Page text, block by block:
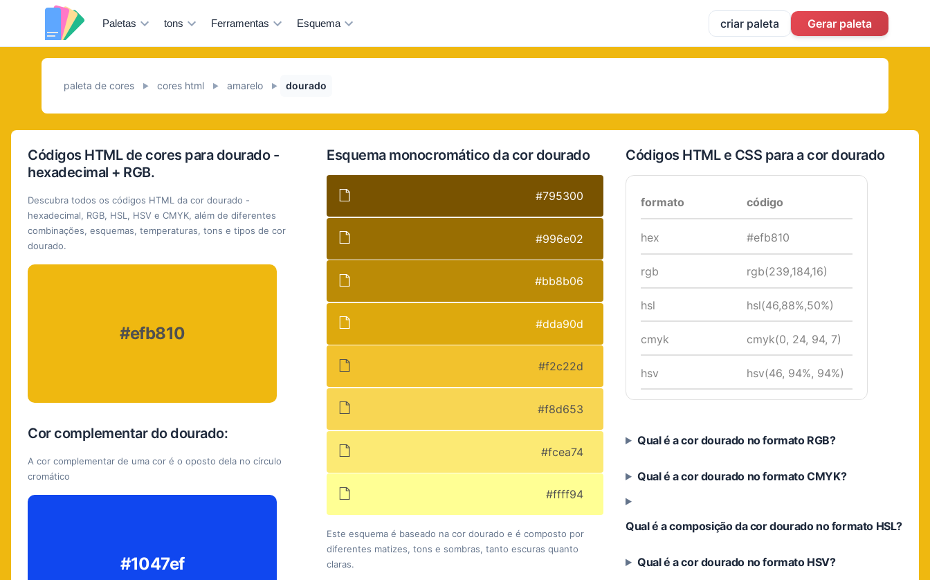
Paletas tons Ferramentas Esquema criar paleta Gerar paleta
paleta de cores ► cores html ► amarelo ► dourado
Códigos HTML de cores para dourado -
hexadecimal + RGB.
Descubra todos os códigos HTML da cor dourado -
hexadecimal, RGB, HSL, HSV e CMYK, além de diferentes
combinações, esquemas, temperaturas, tons e tipos de cor
dourado.
#efb810
Cor complementar do dourado:
A cor complementar de uma cor é o oposto dela no círculo
cromático
#1047ef
Esquema monocromático da cor dourado
#795300
#996e02
#bb8b06
#dda90d
#f2c22d
#f8d653
#fcea74
#ffff94
Este esquema é baseado na cor dourado e é composto por
diferentes matizes, tons e sombras, tanto escuras quanto
claras.
Códigos HTML e CSS para a cor dourado
formato código
hex #efb810
rgb rgb(239,184,16)
hsl hsl(46,88%,50%)
cmyk cmyk(0, 24, 94, 7)
hsv hsv(46, 94%, 94%)
Qual é a cor dourado no formato RGB?
Qual é a cor dourado no formato CMYK?
Qual é a composição da cor dourado no formato HSL?
Qual é a cor dourado no formato HSV?